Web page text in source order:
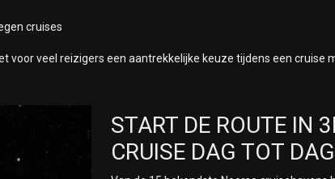
cruises
voor veel reizigers een aantrekkelijke keuze tijdens een cruise
START DE ROUTE IN
CRUISE DAG TOT DAG